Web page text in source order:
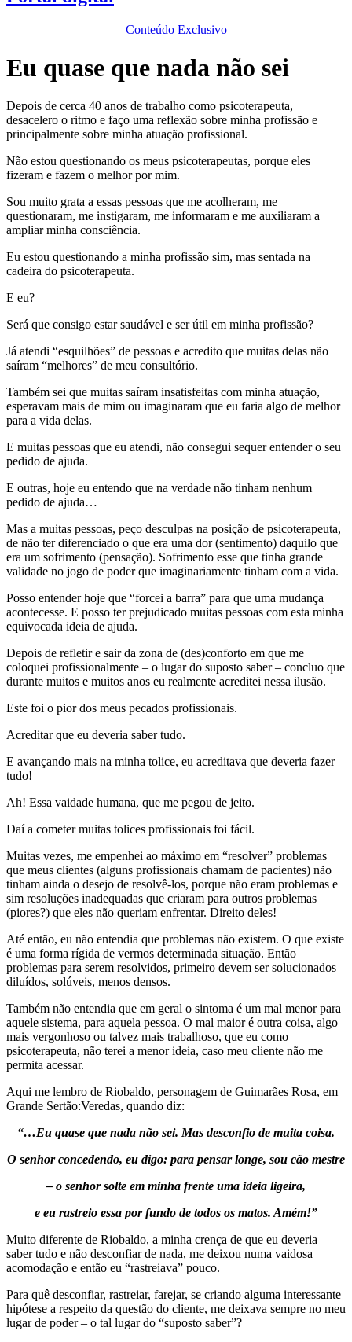
Conteúdo Exclusivo
Eu quase que nada não sei
Depois de cerca 40 anos de trabalho como psicoterapeuta,
desacelero o ritmo e faço uma reflexão sobre minha profissão e
principalmente sobre minha atuação profissional.
Não estou questionando os meus psicoterapeutas, porque eles
fizeram e fazem o melhor por mim.
Sou muito grata a essas pessoas que me acolheram, me
questionaram, me instigaram, me informaram e me auxiliaram a
ampliar minha consciência.
Eu estou questionando a minha profissão sim, mas sentada na
cadeira do psicoterapeuta.
E eu?
Será que consigo estar saudável e ser útil em minha profissão?
Já atendi “esquilhões” de pessoas e acredito que muitas delas não
saíram “melhores” de meu consultório.
Também sei que muitas saíram insatisfeitas com minha atuação,
esperavam mais de mim ou imaginaram que eu faria algo de melhor
para a vida delas.
E muitas pessoas que eu atendi, não consegui sequer entender o seu
pedido de ajuda.
E outras, hoje eu entendo que na verdade não tinham nenhum
pedido de ajuda…
Mas a muitas pessoas, peço desculpas na posição de psicoterapeuta,
de não ter diferenciado o que era uma dor (sentimento) daquilo que
era um sofrimento (pensação). Sofrimento esse que tinha grande
validade no jogo de poder que imaginariamente tinham com a vida.
Posso entender hoje que “forcei a barra” para que uma mudança
acontecesse. E posso ter prejudicado muitas pessoas com esta minha
equivocada ideia de ajuda.
Depois de refletir e sair da zona de (des)conforto em que me
coloquei profissionalmente – o lugar do suposto saber – concluo que
durante muitos e muitos anos eu realmente acreditei nessa ilusão.
Este foi o pior dos meus pecados profissionais.
Acreditar que eu deveria saber tudo.
E avançando mais na minha tolice, eu acreditava que deveria fazer
tudo!
Ah! Essa vaidade humana, que me pegou de jeito.
Daí a cometer muitas tolices profissionais foi fácil.
Muitas vezes, me empenhei ao máximo em “resolver” problemas
que meus clientes (alguns profissionais chamam de pacientes) não
tinham ainda o desejo de resolvê-los, porque não eram problemas e
sim resoluções inadequadas que criaram para outros problemas
(piores?) que eles não queriam enfrentar. Direito deles!
Até então, eu não entendia que problemas não existem. O que existe
é uma forma rígida de vermos determinada situação. Então
problemas para serem resolvidos, primeiro devem ser solucionados –
diluídos, solúveis, menos densos.
Também não entendia que em geral o sintoma é um mal menor para
aquele sistema, para aquela pessoa. O mal maior é outra coisa, algo
mais vergonhoso ou talvez mais trabalhoso, que eu como
psicoterapeuta, não terei a menor ideia, caso meu cliente não me
permita acessar.
Aqui me lembro de Riobaldo, personagem de Guimarães Rosa, em
Grande Sertão:Veredas, quando diz:
“…Eu quase que nada não sei. Mas desconfio de muita coisa.
O senhor concedendo, eu digo: para pensar longe, sou cão mestre
– o senhor solte em minha frente uma ideia ligeira,
e eu rastreio essa por fundo de todos os matos. Amém!”
Muito diferente de Riobaldo, a minha crença de que eu deveria
saber tudo e não desconfiar de nada, me deixou numa vaidosa
acomodação e então eu “rastreiava” pouco.
Para quê desconfiar, rastreiar, farejar, se criando alguma interessante
hipótese a respeito da questão do cliente, me deixava sempre no meu
lugar de poder – o tal lugar do “suposto saber”?